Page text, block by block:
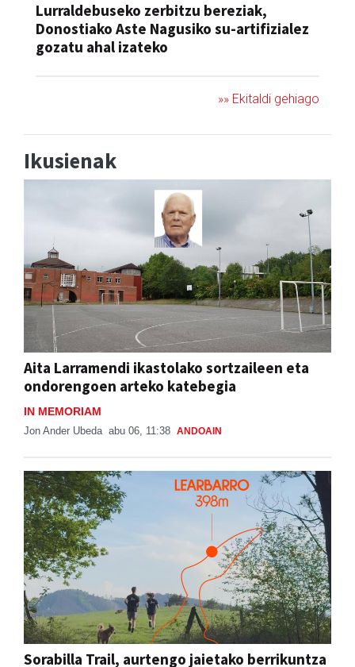
Lurraldebuseko zerbitzu bereziak,
Donostiako Aste Nagusiko su-artifizialez
gozatu ahal izateko
»» Ekitaldi gehiago
Ikusienak
Aita Larramendi ikastolako sortzaileen eta
ondorengoen arteko katebegia
IN MEMORIAM
Jon Ander Ubeda abu 06, 11:38 ANDOAIN
Sorabilla Trail, aurtengo jaietako berrikuntza